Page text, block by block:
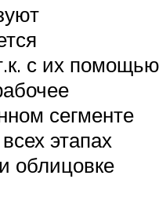
с их помощью
сегменте
этапах
облицовке